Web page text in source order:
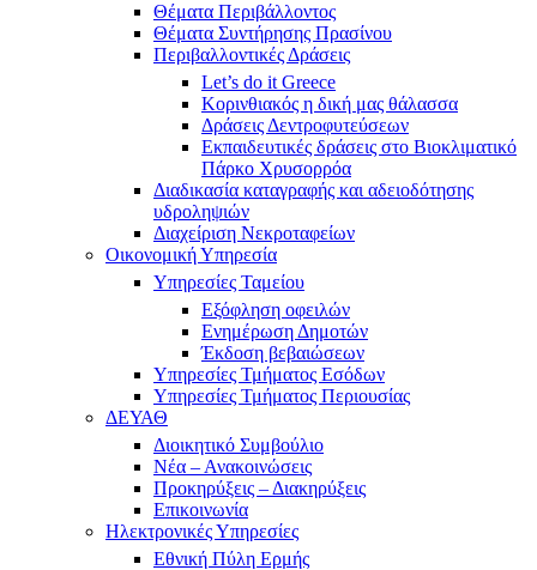
Θέματα Περιβάλλοντος
Θέματα Συντήρησης Πρασίνου
Περιβαλλοντικές Δράσεις
Let’s do it Greece
Kορινθιακός η δική μας θάλασσα
Δράσεις Δεντροφυτεύσεων
Εκπαιδευτικές δράσεις στο Βιοκλιματικό
Πάρκο Χρυσορρόα
Διαδικασία καταγραφής και αδειοδότησης
υδροληψιών
Διαχείριση Νεκροταφείων
Οικονομική Υπηρεσία
Υπηρεσίες Ταμείου
Εξόφληση οφειλών
Ενημέρωση Δημοτών
Έκδοση βεβαιώσεων
Υπηρεσίες Τμήματος Εσόδων
Υπηρεσίες Τμήματος Περιουσίας
ΔΕΥΑΘ
Διοικητικό Συμβούλιο
Νέα – Ανακοινώσεις
Προκηρύξεις – Διακηρύξεις
Επικοινωνία
Ηλεκτρονικές Υπηρεσίες
Εθνική Πύλη Ερμής